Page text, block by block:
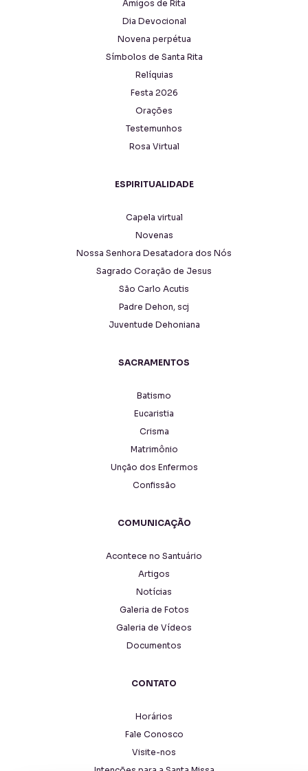
Amigos de Rita
Dia Devocional
Novena perpétua
Símbolos de Santa Rita
Relíquias
Festa 2026
Orações
Testemunhos
Rosa Virtual
ESPIRITUALIDADE
Capela virtual
Novenas
Nossa Senhora Desatadora dos Nós
Sagrado Coração de Jesus
São Carlo Acutis
Padre Dehon, scj
Juventude Dehoniana
SACRAMENTOS
Batismo
Eucaristia
Crisma
Matrimônio
Unção dos Enfermos
Confissão
COMUNICAÇÃO
Acontece no Santuário
Artigos
Notícias
Galeria de Fotos
Galeria de Vídeos
Documentos
CONTATO
Horários
Fale Conosco
Visite-nos